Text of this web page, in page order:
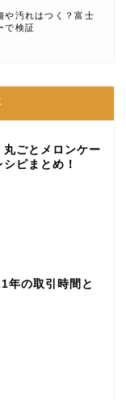
や汚れはつく？富士
で検証
丸ごとメロンケー
ピまとめ！
年の取引時間と